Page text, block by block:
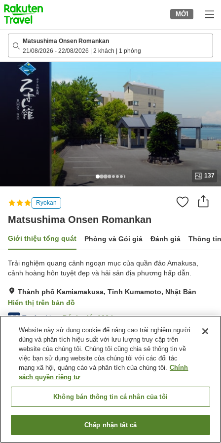
to
top
page
MỚI
Matsushima Onsen Romankan
21/08/2026 - 22/08/2026 2 khách 1 phòng
137
Ryokan
Matsushima Onsen Romankan
Giới thiệu tổng quát Phòng và Gói giá Đánh giá Thông
Trải nghiệm quang cảnh ngoạn mục của quần đảo Amakusa,
cảnh hoàng hôn tuyệt đẹp và hải sản địa phương hấp dẫn.
Thành phố Kamiamakusa, Tỉnh Kumamoto, Nhật Bản
Hiển thị trên bản đồ
4.4 Tuyệt vời Đánh giá:106lượt
Tiện nghi chỗ nghỉ
Bãi đỗ xe
Lounge
Cafe
Hoàn toàn không hút thuốc
Nhật Bản Tỉnh Kumamoto
Thành phố Kamiamakusa
Matsushima Onsen Romankan
Tìm phòng trống
Website này sử dụng cookie để nâng cao trải nghiệm người
dùng và phân tích hiệu suất với lưu lượng truy cập trên
website của chúng tôi. Chúng tôi cũng chia sẻ thông tin về
việc bạn sử dụng website của chúng tôi với các đối tác
mạng xã hội, quảng cáo và phân tích của chúng tôi. Chính
sách quyền riêng tư
Không bán thông tin cá nhân của tôi
Chấp nhận tất cả